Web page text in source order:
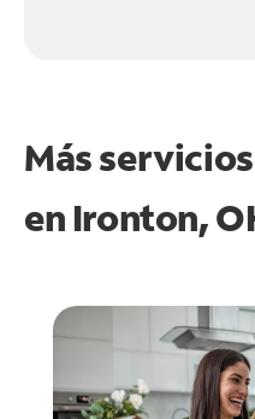
Más
en Ironton,